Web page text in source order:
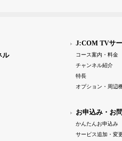
ル
J:COM TVサ
コース案内・料金
チャンネル紹介
特長
オプション・周辺
お申込み・お
かんたんお申込み
サービス追加・変